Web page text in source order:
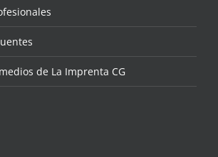
de La Imprenta CG